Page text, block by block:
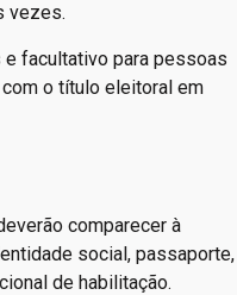
vezes.
facultativo para pessoas
o título eleitoral em
comparecer à
social, passaporte,
de habilitação.